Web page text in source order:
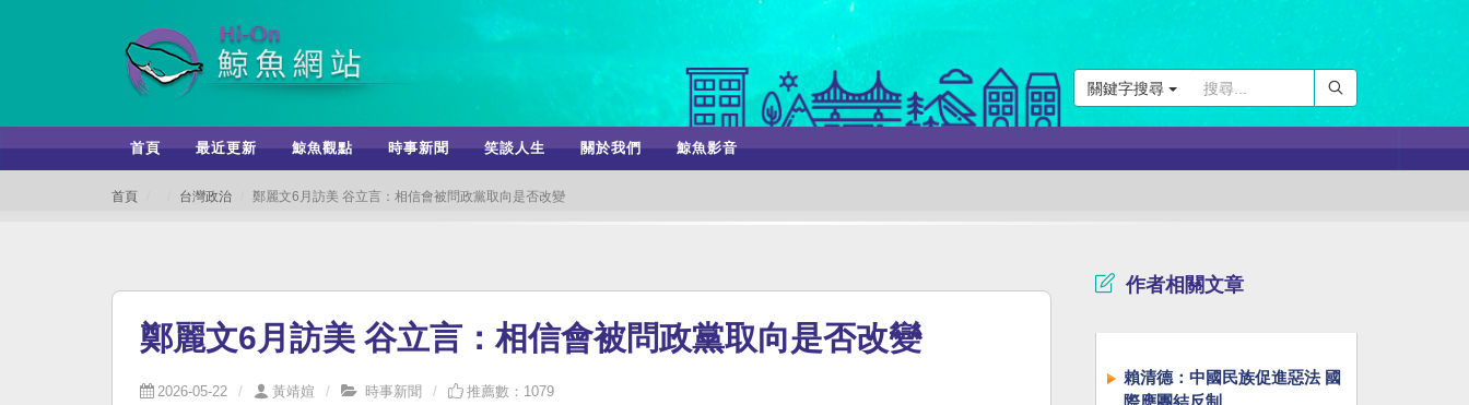
關鍵字搜尋
首頁 最近更新 鯨魚觀點 時事新聞 笑談人生 關於我們 鯨魚影音
首頁 台灣政治 鄭麗文6月訪美 谷立言：相信會被問政黨取向是否改變
鄭麗文6月訪美 谷立言：相信會被問政黨取向是否改變
2026-05-22 黃靖媗 時事新聞 推薦數：1079
作者相關文章
賴清德：中國民族促進惡法 國
際應團結反制